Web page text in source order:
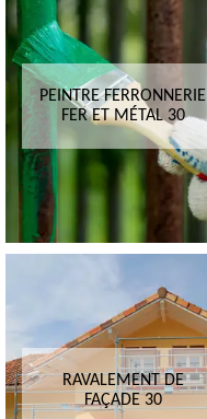
PEINTRE FERRONNERIE
FER ET MÉTAL 30
RAVALEMENT DE
FAÇADE 30